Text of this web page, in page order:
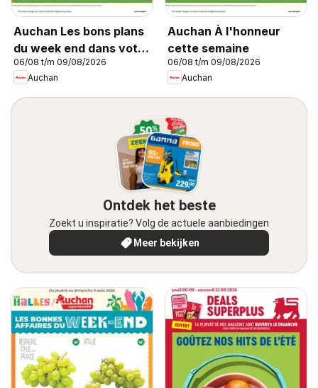
Auchan Les bons plans
du week end dans votre
hyper !
06/08 t/m 09/08/2026
Auchan
Auchan À l'honneur
cette semaine
06/08 t/m 09/08/2026
Auchan
Ontdek het beste
Zoekt u inspiratie? Volg de actuele aanbiedingen
Meer bekijken